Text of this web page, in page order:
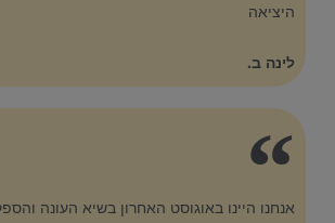
היציאה
לינה ב.
אנחנו היינו באוגוסט האחרון בשיא העונה